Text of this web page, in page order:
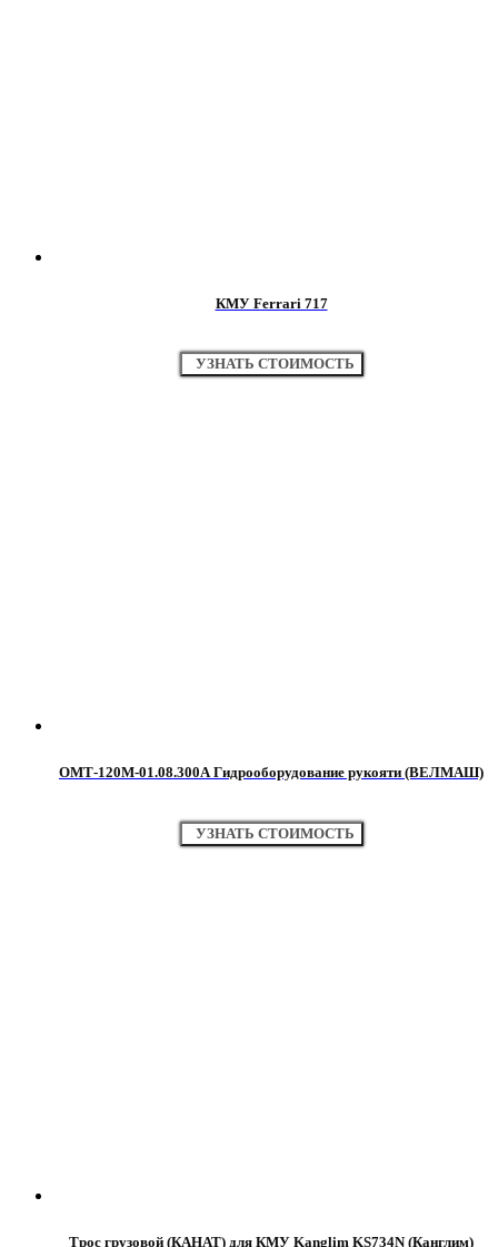
КМУ Ferrari 717
УЗНАТЬ СТОИМОСТЬ
ОМТ-120М-01.08.300А Гидрооборудование рукояти (ВЕЛМАШ)
УЗНАТЬ СТОИМОСТЬ
Трос грузовой (КАНАТ) для КМУ Kanglim KS734N (Канглим)